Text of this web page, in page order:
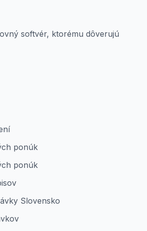
softvér, ktorému dôverujú
ponúk
ponúk
Slovensko